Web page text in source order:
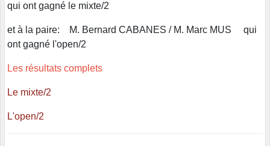
qui ont gagné le mixte/2
et à la paire: M. Bernard CABANES / M. Marc MUS
qui
ont gagné l'open/2
Les résultats complets
Le mixte/2
L'open/2